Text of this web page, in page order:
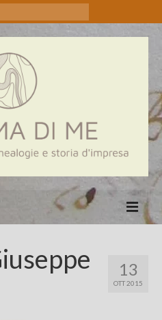
13
OTT 2015